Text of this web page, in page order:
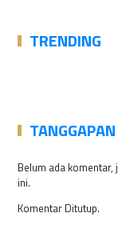
TRENDING
Belum ada
ini.
Komentar Ditutup.